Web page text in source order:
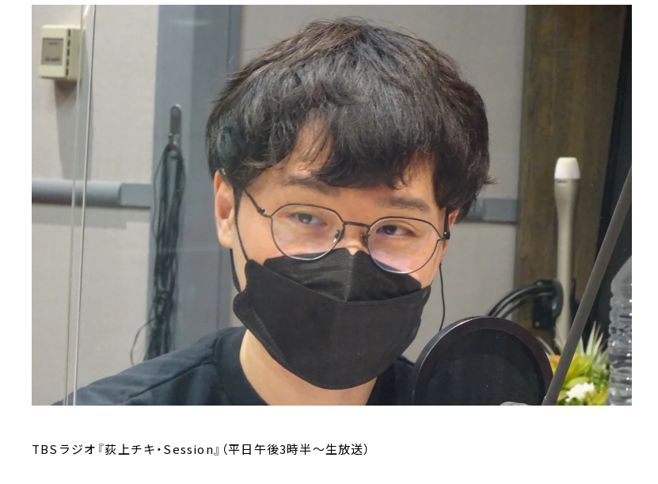
TBSラジオ『荻上チキ・Session』（平日午後3時半～生放送）